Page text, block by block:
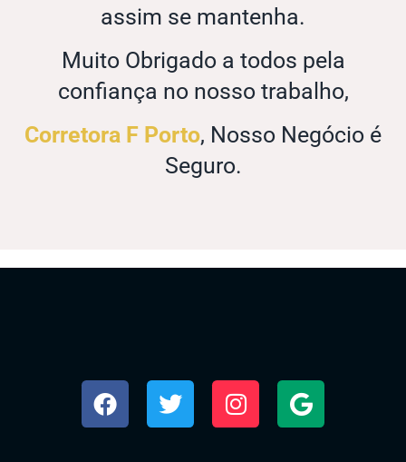
assim se mantenha.
Muito Obrigado a todos pela
confiança no nosso trabalho,
Corretora F Porto, Nosso Negócio é
Seguro.